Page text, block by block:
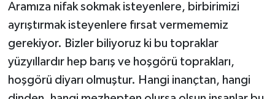
Aramıza nifak sokmak isteyenlere, birbirimizi
ayrıştırmak isteyenlere fırsat vermememiz
gerekiyor. Bizler biliyoruz ki bu topraklar
yüzyıllardır hep barış ve hoşgörü toprakları,
hoşgörü diyarı olmuştur. Hangi inançtan, hangi